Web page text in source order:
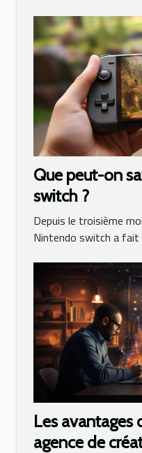
Que peut-on
switch ?
Depuis le troisième
Nintendo switch a fait
Les avantages
agence de